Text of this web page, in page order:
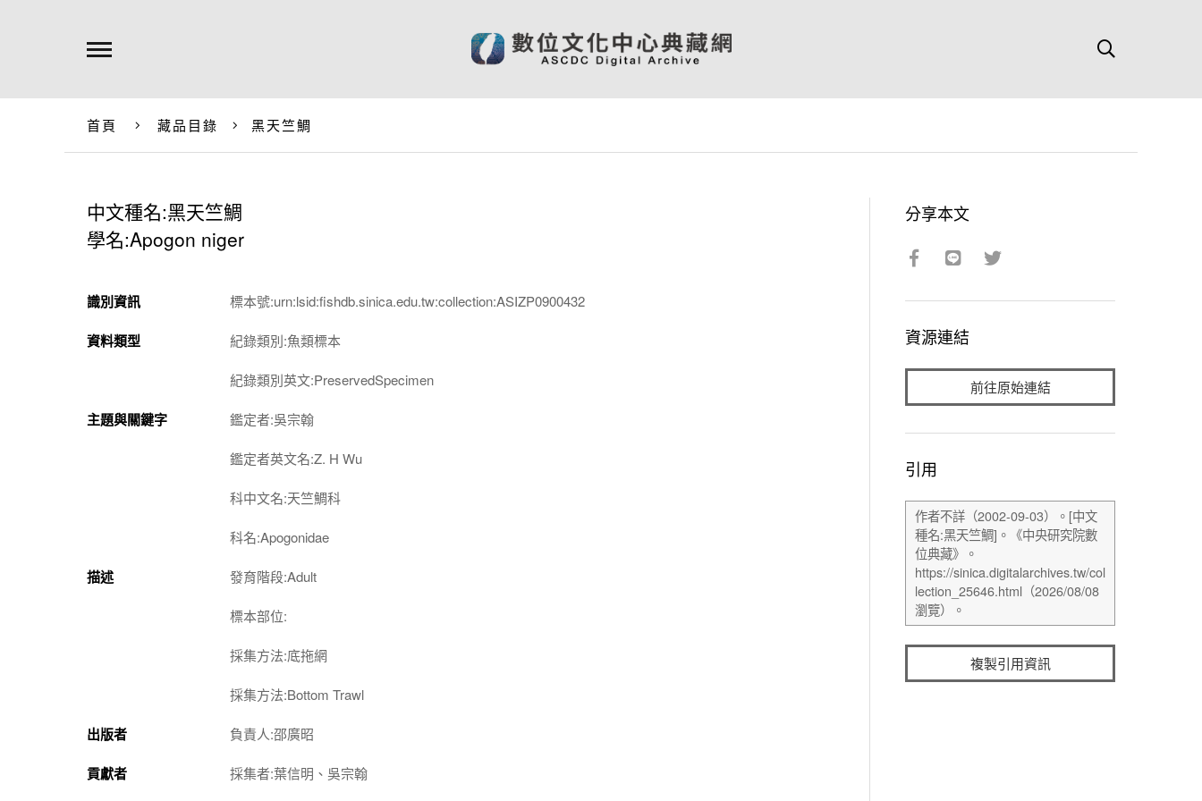
首頁 藏品目錄 黑天竺鯛
中文種名:黑天竺鯛
學名:Apogon niger
識別資訊 標本號:urn:lsid:fishdb.sinica.edu.tw:collection:ASIZP0900432
資料類型 紀錄類別:魚類標本
紀錄類別英文:PreservedSpecimen
主題與關鍵字 鑑定者:吳宗翰
鑑定者英文名:Z. H Wu
科中文名:天竺鯛科
科名:Apogonidae
描述 發育階段:Adult
標本部位:
採集方法:底拖網
採集方法:Bottom Trawl
出版者 負責人:邵廣昭
貢獻者 採集者:葉信明、吳宗翰
分享本文
資源連結
前往原始連結
引用
複製引用資訊